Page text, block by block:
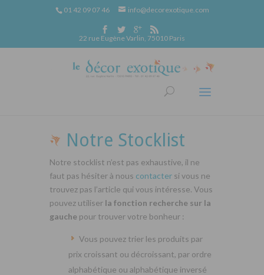
01 42 09 07 46 info@decorexotique.com
22 rue Eugène Varlin, 75010 Paris
Notre Stocklist
Notre stocklist n’est pas exhaustive, il ne
faut pas hésiter à nous contacter si vous ne
trouvez pas l’article qui vous intéresse. Vous
pouvez utiliser la fonction recherche sur la
gauche pour trouver votre bonheur :
Vous pouvez trier les produits par
prix croissant ou décroissant, par ordre
alphabétique ou alphabétique inversé